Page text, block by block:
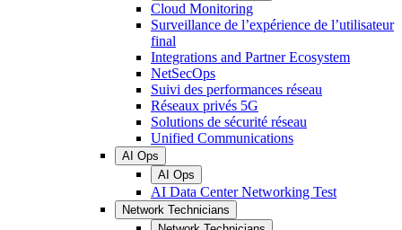
Cloud Monitoring
Surveillance de l’expérience de l’utilisateur
final
Integrations and Partner Ecosystem
NetSecOps
Suivi des performances réseau
Réseaux privés 5G
Solutions de sécurité réseau
Unified Communications
AI Ops
AI Ops
AI Data Center Networking Test
Network Technicians